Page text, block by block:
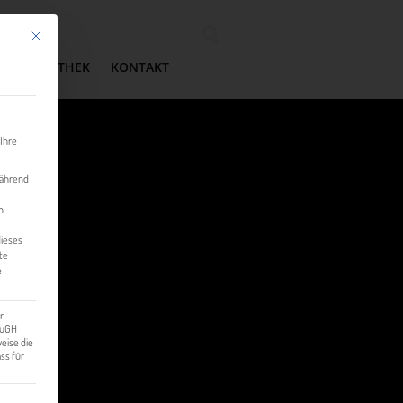
MEDIATHEK KONTAKT
Mit diesem Button wird der Dialog geschlossen. Seine Funktionalität ist identisch mit der
die
für